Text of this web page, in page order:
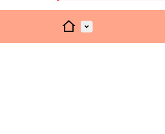
AccueilMenu principal